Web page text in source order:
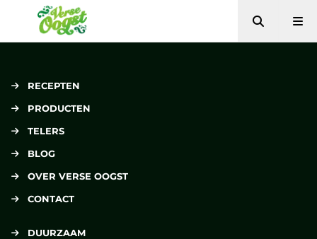
Verse Oogst
Zoeken
RECEPTEN
PRODUCTEN
TELERS
BLOG
OVER VERSE OOGST
CONTACT
DUURZAAM